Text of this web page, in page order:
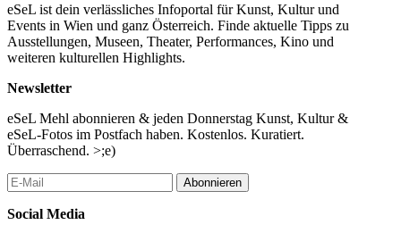
eSeL ist dein verlässliches Infoportal für Kunst, Kultur und
Events in Wien und ganz Österreich. Finde aktuelle Tipps zu
Ausstellungen, Museen, Theater, Performances, Kino und
weiteren kulturellen Highlights.
Newsletter
eSeL Mehl abonnieren & jeden Donnerstag Kunst, Kultur &
eSeL-Fotos im Postfach haben. Kostenlos. Kuratiert.
Überraschend. >;e)
Abonnieren
Social Media